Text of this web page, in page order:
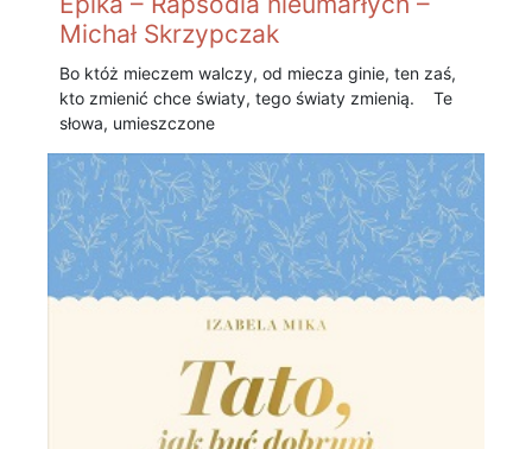
Michał Skrzypczak
Bo któż mieczem walczy, od miecza ginie, ten zaś,
kto zmienić chce światy, tego światy zmienią. Te
słowa, umieszczone